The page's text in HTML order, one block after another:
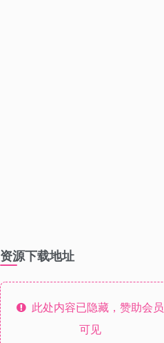
资源下载地址
此处内容已隐藏，赞助会员
可见